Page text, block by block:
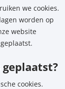
we cookies.
worden op
website
cookies.